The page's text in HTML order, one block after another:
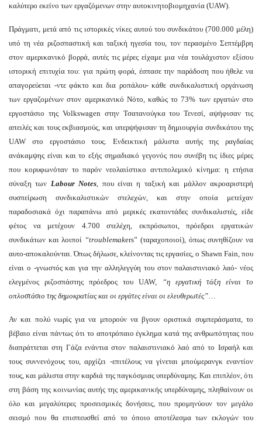
καλύτερο εκείνο των εργαζόμενων στην αυτοκινητοβιομηχανία (UAW).
Πράγματι, μετά από τις ιστορικές νίκες αυτού του συνδικάτου (700.000 μέλη)
υπό τη νέα ριζοσπαστική και ταξική ηγεσία του, τον περασμένο Σεπτέμβρη
στον αμερικανικό βορρά, αυτές τις μέρες είχαμε μια νέα τουλάχιστον εξίσου
ιστορική επιτυχία του: για πρώτη φορά, έσπασε την παράδοση που ήθελε να
απαγορεύεται -ντε φάκτο και δια ροπάλου- κάθε συνδικαλιστική οργάνωση
των εργαζομένων στον αμερικανικό Νότο, καθώς το 73% των εργατών στο
εργοστάσιο της Volkswagen στην Τσατανούγκα του Τενεσί, αψήφισαν τις
απειλές και τους εκβιασμούς, και υπερψήφισαν τη δημιουργία συνδικάτου της
UAW στο εργοστάσιο τους. Ενδεικτική μάλιστα αυτής της ραγδαίας
ανάκαμψης είναι και το εξής σημαδιακό γεγονός που συνέβη τις ίδιες μέρες
που κορυφωνόταν το παρόν νεολαιίστικο αντιπολεμικό κίνημα: η ετήσια
σύναξη των Labour Notes , που είναι η ταξική και μάλλον ακροαριστερή
συσπείρωση συνδικαλιστικών στελεχών, και στην οποία μετείχαν
παραδοσιακά όχι παραπάνω από μερικές εκατοντάδες συνδικαλιστές, είδε
φέτος να μετέχουν 4.700 στελέχη, εκπρόσωποι, πρόεδροι εργατικών
συνδικάτων και λοιποί “troublemakers” (ταραχοποιοί), όπως συνηθίζουν να
αυτο-αποκαλούνται. Όπως δήλωσε, κλείνοντας τις εργασίες, ο Shawn Fain, που
είναι ο -γνωστός και για την αλληλεγγύη του στον παλαιστινιακό λαό- νέος
ελεγμένος ριζοσπάστης πρόεδρος του UAW,
“η εργατική τάξη είναι το
οπλοστάσιο της δημοκρατίας και οι εργάτες είναι οι ελευθερωτές”
Αν και πολύ νωρίς για να μπορούν να βγουν οριστικά συμπεράσματα, το
βέβαιο είναι πάντως ότι το αποτρόπαιο έγκλημα κατά της ανθρωπότητας που
διαπράττεται στη Γάζα ενάντια στον παλαιστινιακό λαό από το Ισραήλ και
τους συννενόχους του, αρχίζει -επιτέλους να γίνεται μπούμερανγκ εναντίον
τους, και μάλιστα στην καρδιά της παγκόσμιας υπερδύναμης. Και επιπλέον, ότι
στη βάση της κοινωνίας αυτής της αμερικανικής υπερδύναμης, πληθαίνουν οι
όλο και μεγαλύτερες προσεισμικές δονήσεις, που προμηνύουν τον μεγάλο
σεισμό που θα επισπευσθεί από το όποιο αποτέλεσμα των εκλογών του